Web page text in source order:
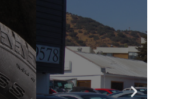
Köpa bil från
bilhandlare